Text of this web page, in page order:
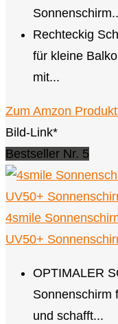
Rechteckig
für kleine
mit...
Zum Amzon
Bild-Link*
Bestseller Nr. 5
4smile
UV50+
OPTIMALER
Sonnenschirm
und schafft...